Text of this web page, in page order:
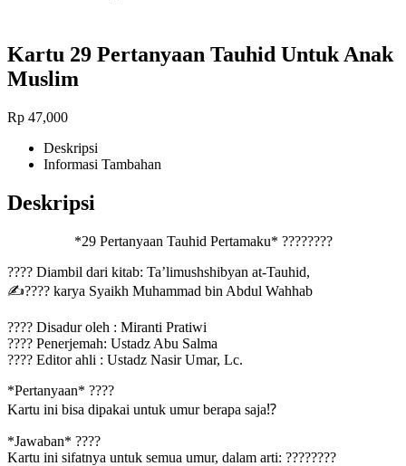
Kartu 29 Pertanyaan Tauhid Untuk Anak
Muslim
Rp 47,000
Deskripsi
Informasi Tambahan
Deskripsi
*29 Pertanyaan Tauhid Pertamaku* ????️????️
???? Diambil dari kitab: Ta’limushshibyan at-Tauhid,
✍???? karya Syaikh Muhammad bin Abdul Wahhab
???? Disadur oleh : Miranti Pratiwi
???? Penerjemah: Ustadz Abu Salma
???? Editor ahli : Ustadz Nasir Umar, Lc.
*Pertanyaan* ????
Kartu ini bisa dipakai untuk umur berapa saja⁉️
*Jawaban* ????
Kartu ini sifatnya untuk semua umur, dalam arti: ????????